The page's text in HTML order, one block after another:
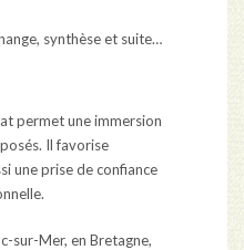
synthèse et suite…
permet une immersion
Il favorise
une prise de confiance
sur-Mer, en Bretagne,